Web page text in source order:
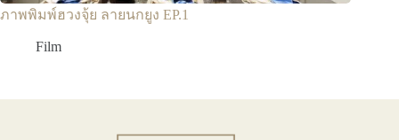
ภาพพิมพ์ฮวงจุ้ย ลายนกยูง EP.1
Film